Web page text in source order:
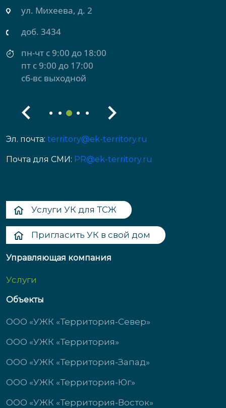
ул. Михеева, д. 2
доб. 3434
пн-чт с 9:00 до 18:00
пт с 9:00 до 17:00
сб-вс выходной
Эл. почта: territory@ek-territory.ru
Почта для СМИ: PR@ek-territory.ru
Услуги УК для ТСЖ
Пригласить УК в свой дом
Управляющая компания
Услуги
Объекты
ООО «УЖК «Территория-Север»
ООО «УЖК «Территория»
ООО «УЖК «Территория-Запад»
ООО «УЖК «Территория-Юг»
ООО «УЖК «Территория-Восток»